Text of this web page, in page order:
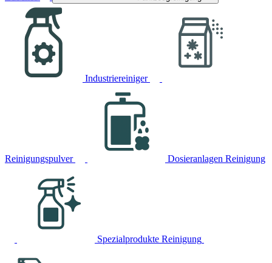
Industriereiniger
Reinigungspulver Dosieranlagen Reinigung
Spezialprodukte Reinigung